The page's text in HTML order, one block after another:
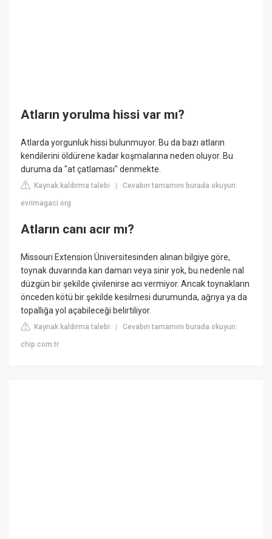
Atların yorulma hissi var mı?
Atlarda yorgunluk hissi bulunmuyor. Bu da bazı atların
kendilerini öldürene kadar koşmalarına neden oluyor. Bu
duruma da "at çatlaması" denmekte.
Kaynak kaldırma talebi |Cevabın tamamını burada okuyun:
evrimagaci.org
Atların canı acır mı?
Missouri Extension Üniversitesinden alınan bilgiye göre,
toynak duvarında kan damarı veya sinir yok, bu nedenle nal
düzgün bir şekilde çivilenirse acı vermiyor. Ancak toynakların
önceden kötü bir şekilde kesilmesi durumunda, ağrıya ya da
topallığa yol açabileceği belirtiliyor.
Kaynak kaldırma talebi |Cevabın tamamını burada okuyun:
chip.com.tr